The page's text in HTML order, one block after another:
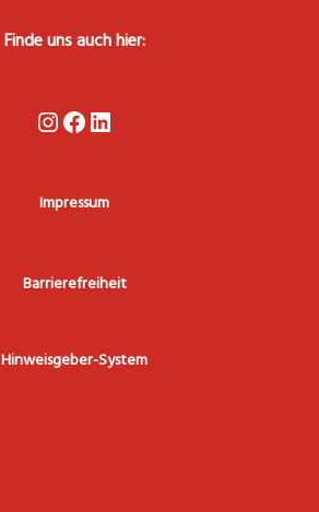
Finde uns auch hier:
Instagram
Facebook
LinkedIn
Impressum
Barrierefreiheit
Hinweisgeber-System